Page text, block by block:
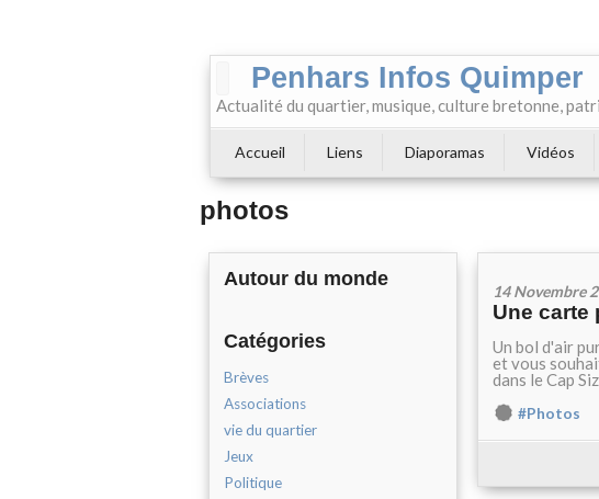
Penhars Infos Quimper
Actualité du quartier, musique, culture bretonne,
Accueil Liens Diaporamas Vidéos
photos
Autour du monde
Catégories
Brèves
Associations
vie du quartier
Jeux
Politique
14 Novembre
Une carte
Un bol d'air
et vous
dans le Cap
#Photos